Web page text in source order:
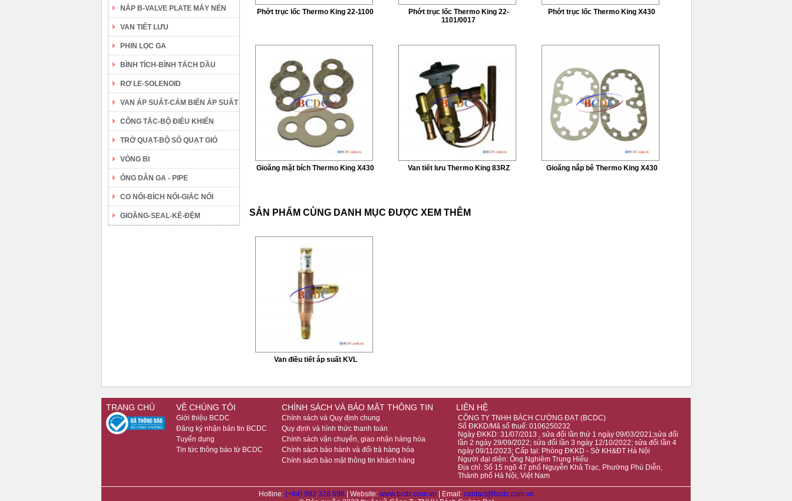
NẮP B-VALVE PLATE MÁY NÉN
VAN TIẾT LƯU
PHIN LỌC GA
BÌNH TÍCH-BÌNH TÁCH DẦU
RƠ LE-SOLENOID
VAN ÁP SUẤT-CẢM BIẾN ÁP SUẤT
CÔNG TẮC-BỘ ĐIỀU KHIỂN
TRỞ QUẠT-BỘ SỐ QUẠT GIÓ
VÒNG BI
ỐNG DẪN GA - PIPE
CO NỐI-BÍCH NỐI-GIẮC NỐI
GIOĂNG-SEAL-KÊ-ĐỆM
Phớt trục lốc Thermo King 22-1100
Phớt trục lốc Thermo King 22-
1101/0017
Phớt trục lốc Thermo King X430
Gioăng mặt bích Thermo King X430 Van tiết lưu Thermo King 83RZ Gioăng nắp bê Thermo King X430
SẢN PHẨM CÙNG DANH MỤC ĐƯỢC XEM THÊM
Van điều tiết áp suất KVL
TRANG CHỦ VỀ CHÚNG TÔI
Giới thiệu BCDC
Đăng ký nhận bản tin BCDC
Tuyển dụng
Tin tức thông báo từ BCDC
CHÍNH SÁCH VÀ BẢO MẬT THÔNG TIN
Chính sách và Quy định chung
Quy định và hình thức thanh toán
Chính sách vận chuyển, giao nhận hàng hóa
Chính sách bảo hành và đổi trả hàng hóa
Chính sách bảo mật thông tin khách hàng
LIÊN HỆ
CÔNG TY TNHH BÁCH CƯỜNG ĐẠT (BCDC)
Số ĐKKD/Mã số thuế: 0106250232
Ngày ĐKKD: 31/07/2013 , sửa đổi lần thứ 1 ngày 09/03/2021;sửa đổi
lần 2 ngày 29/09/2022; sửa đổi lần 3 ngày 12/10/2022; sửa đổi lần 4
ngày 09/11/2023; Cấp tại: Phòng ĐKKD - Sở KH&ĐT Hà Nội
Người đại diện: Ông Nghiêm Trung Hiếu
Địa chỉ: Số 15 ngõ 47 phố Nguyễn Khả Trạc, Phường Phú Diễn,
Thành phố Hà Nội, Việt Nam
Hotline: (+84) 982 328 696 | Website: www.bcdc.com.vn | Email: contact@bcdc.com.vn